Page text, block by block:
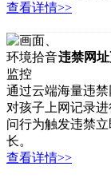
查看详情>>
违禁网
通过云端海量违禁
对孩子上网记录
问行为触发违禁
长。
查看详情>>